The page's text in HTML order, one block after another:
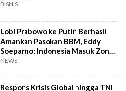
BISNIS
Lobi Prabowo ke Putin Berhasil
Amankan Pasokan BBM, Eddy
Soeparno: Indonesia Masuk Zona
Aman
NEWS
Respons Krisis Global hingga TNI